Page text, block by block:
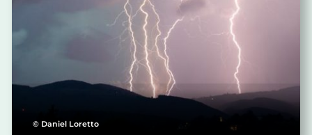
© Daniel Loretto